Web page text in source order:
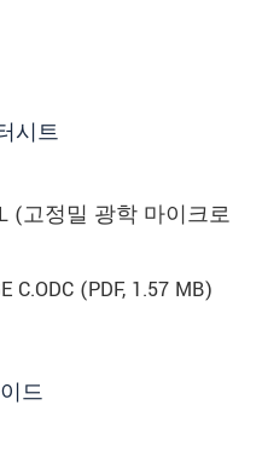
시트
(고정밀 광학 마이크로
C.ODC (PDF, 1.57 MB)
드